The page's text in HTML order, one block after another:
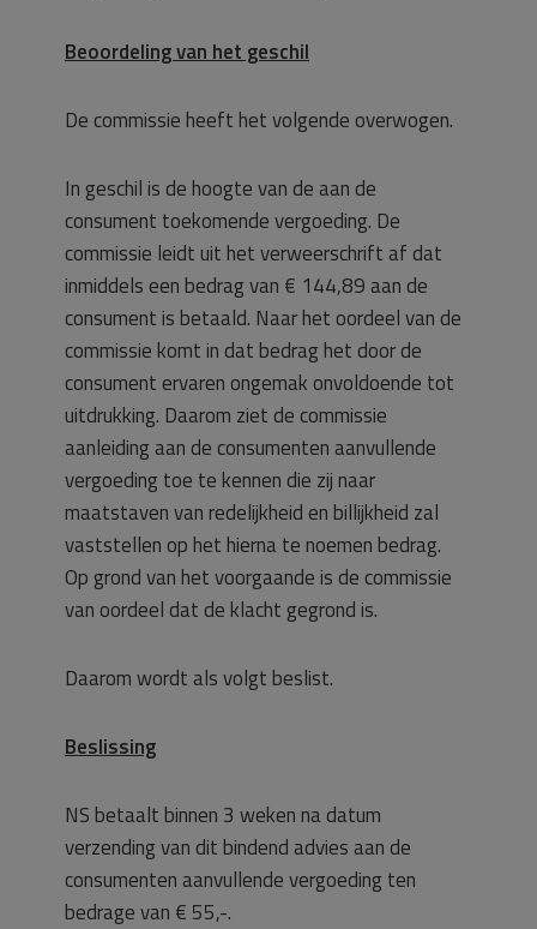
Beoordeling van het geschil
De commissie heeft het volgende overwogen.
In geschil is de hoogte van de aan de
consument toekomende vergoeding. De
commissie leidt uit het verweerschrift af dat
inmiddels een bedrag van € 144,89 aan de
consument is betaald. Naar het oordeel van de
commissie komt in dat bedrag het door de
consument ervaren ongemak onvoldoende tot
uitdrukking. Daarom ziet de commissie
aanleiding aan de consumenten aanvullende
vergoeding toe te kennen die zij naar
maatstaven van redelijkheid en billijkheid zal
vaststellen op het hierna te noemen bedrag.
Op grond van het voorgaande is de commissie
van oordeel dat de klacht gegrond is.
Daarom wordt als volgt beslist.
Beslissing
NS betaalt binnen 3 weken na datum
verzending van dit bindend advies aan de
consumenten aanvullende vergoeding ten
bedrage van € 55,-.